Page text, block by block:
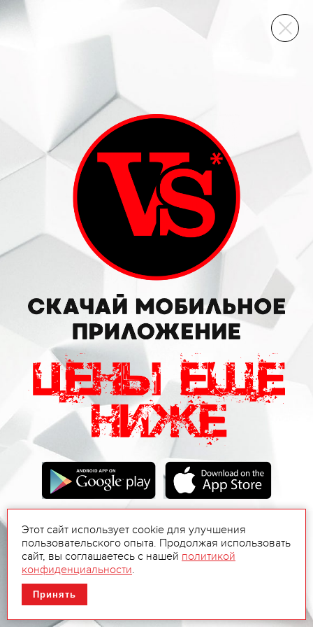
ВИННЫЙ СКЛАД
Этот сайт использует cookie для улучшения
пользовательского опыта. Продолжая использовать
сайт, вы соглашаетесь с нашей политикой
конфиденциальности.
Принять